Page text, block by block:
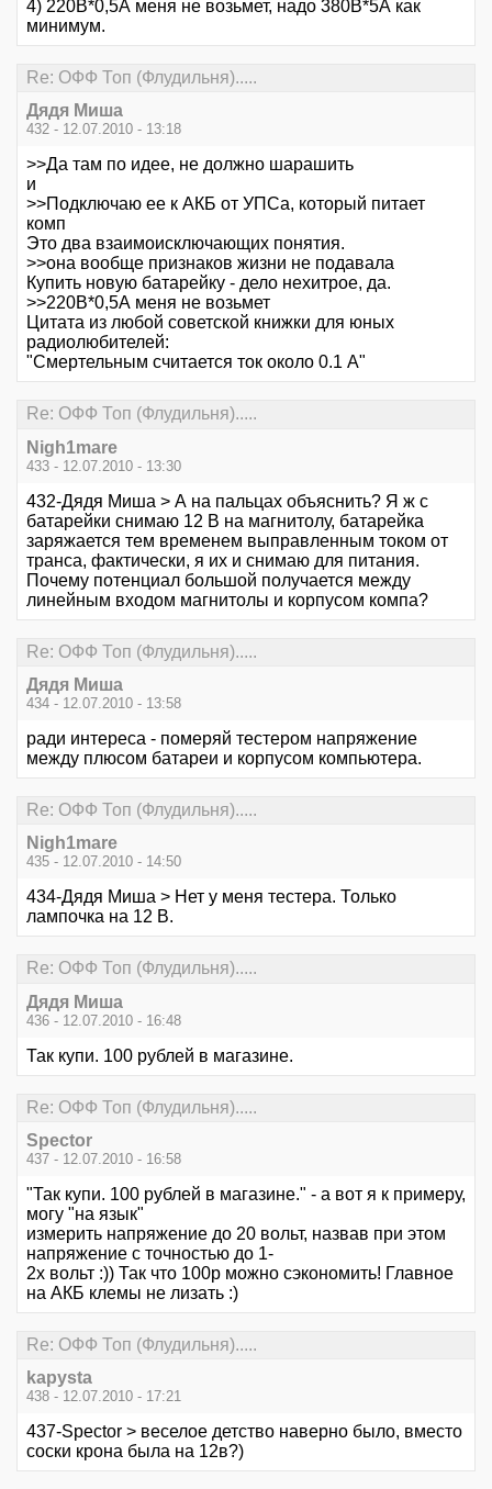
4) 220В*0,5А меня не возьмет, надо 380В*5А как
минимум.
Re: ОФФ Топ (Флудильня).....
Дядя Миша
432 - 12.07.2010 - 13:18
>>Да там по идее, не должно шарашить
и
>>Подключаю ее к АКБ от УПСа, который питает
комп
Это два взаимоисключающих понятия.
>>она вообще признаков жизни не подавала
Купить новую батарейку - дело нехитрое, да.
>>220В*0,5А меня не возьмет
Цитата из любой советской книжки для юных
радиолюбителей:
"Смертельным считается ток около 0.1 А"
Re: ОФФ Топ (Флудильня).....
Nigh1mare
433 - 12.07.2010 - 13:30
432-Дядя Миша > А на пальцах объяснить? Я ж с
батарейки снимаю 12 В на магнитолу, батарейка
заряжается тем временем выправленным током от
транса, фактически, я их и снимаю для питания.
Почему потенциал большой получается между
линейным входом магнитолы и корпусом компа?
Re: ОФФ Топ (Флудильня).....
Дядя Миша
434 - 12.07.2010 - 13:58
ради интереса - померяй тестером напряжение
между плюсом батареи и корпусом компьютера.
Re: ОФФ Топ (Флудильня).....
Nigh1mare
435 - 12.07.2010 - 14:50
434-Дядя Миша > Нет у меня тестера. Только
лампочка на 12 В.
Re: ОФФ Топ (Флудильня).....
Дядя Миша
436 - 12.07.2010 - 16:48
Так купи. 100 рублей в магазине.
Re: ОФФ Топ (Флудильня).....
Spector
437 - 12.07.2010 - 16:58
"Так купи. 100 рублей в магазине." - а вот я к примеру,
могу "на язык"
измерить напряжение до 20 вольт, назвав при этом
напряжение с точностью до 1-
2х вольт :)) Так что 100р можно сэкономить! Главное
на АКБ клемы не лизать :)
Re: ОФФ Топ (Флудильня).....
kapysta
438 - 12.07.2010 - 17:21
437-Spector > веселое детство наверно было, вместо
соски крона была на 12в?)